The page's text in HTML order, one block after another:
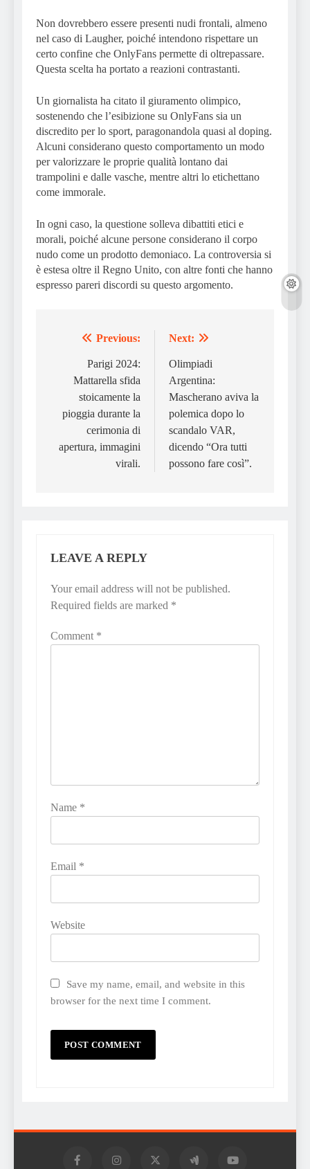
Non dovrebbero essere presenti nudi frontali, almeno
nel caso di Laugher, poiché intendono rispettare un
certo confine che OnlyFans permette di oltrepassare.
Questa scelta ha portato a reazioni contrastanti.
Un giornalista ha citato il giuramento olimpico,
sostenendo che l’esibizione su OnlyFans sia un
discredito per lo sport, paragonandola quasi al doping.
Alcuni considerano questo comportamento un modo
per valorizzare le proprie qualità lontano dai
trampolini e dalle vasche, mentre altri lo etichettano
come immorale.
In ogni caso, la questione solleva dibattiti etici e
morali, poiché alcune persone considerano il corpo
nudo come un prodotto demoniaco. La controversia si
è estesa oltre il Regno Unito, con altre fonti che hanno
espresso pareri discordi su questo argomento.
navigation
Previous:
Parigi 2024:
Mattarella sfida
stoicamente la
pioggia durante la
cerimonia di
apertura, immagini
virali.
Next:
Olimpiadi
Argentina:
Mascherano aviva la
polemica dopo lo
scandalo VAR,
dicendo “Ora tutti
possono fare così”.
LEAVE A REPLY
Your email address will not be published.
Required fields are marked *
Comment *
Name *
Email *
Website
Save my name, email, and website in this
browser for the next time I comment.